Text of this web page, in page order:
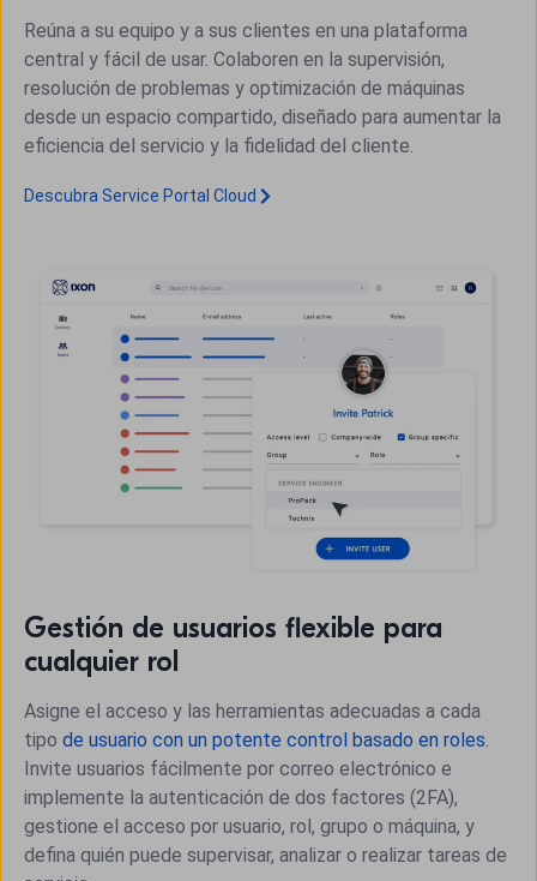
Reúna a su equipo y a sus clientes en una plataforma
central y fácil de usar. Colaboren en la supervisión,
resolución de problemas y optimización de máquinas
desde un espacio compartido, diseñado para aumentar la
eficiencia del servicio y la fidelidad del cliente.
Descubra Service Portal Cloud
Gestión de usuarios flexible para
cualquier rol
Asigne el acceso y las herramientas adecuadas a cada
tipo de usuario con un potente control basado en roles.
Invite usuarios fácilmente por correo electrónico e
implemente la autenticación de dos factores (2FA),
gestione el acceso por usuario, rol, grupo o máquina, y
defina quién puede supervisar, analizar o realizar tareas de